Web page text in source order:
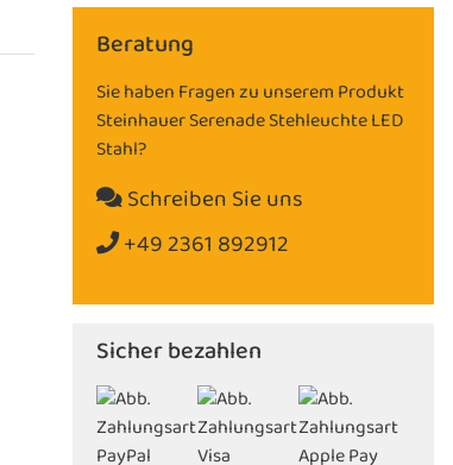
Beratung
Sie haben Fragen zu unserem Produkt
Steinhauer Serenade Stehleuchte LED
Stahl?
Schreiben Sie uns
+49 2361 892912
Sicher bezahlen